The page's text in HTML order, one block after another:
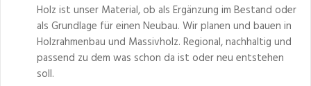
Holz ist unser Material, ob als Ergänzung im Bestand oder
als Grundlage für einen Neubau. Wir planen und bauen in
Holzrahmenbau und Massivholz. Regional, nachhaltig und
passend zu dem was schon da ist oder neu entstehen
soll.